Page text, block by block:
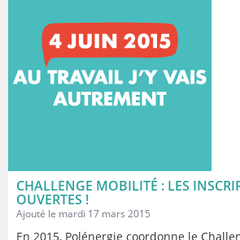
CHALLENGE MOBILITÉ : LES
OUVERTES !
Ajouté le mardi 17 mars 2015
En 2015, Polénergie coordonne le